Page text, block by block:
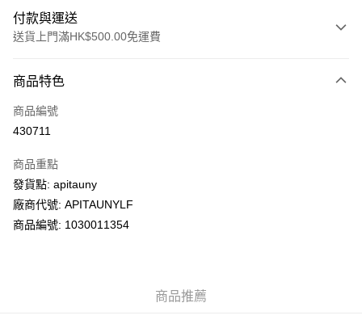
付款與運送
送貨上門滿HK$500.00免運費
信用卡
AlipayHK
WeChat Pay
送貨方式
商品特色
商品編號
430711
商品重點
發貨點: apitauny
廠商代號: APITAUNYLF
商品編號: 1030011354
商品推薦